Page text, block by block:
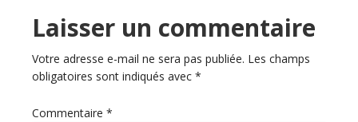
Interactions
du
lecteur
Laisser un commentaire
Votre adresse e-mail ne sera pas publiée. Les champs
obligatoires sont indiqués avec *
Commentaire *